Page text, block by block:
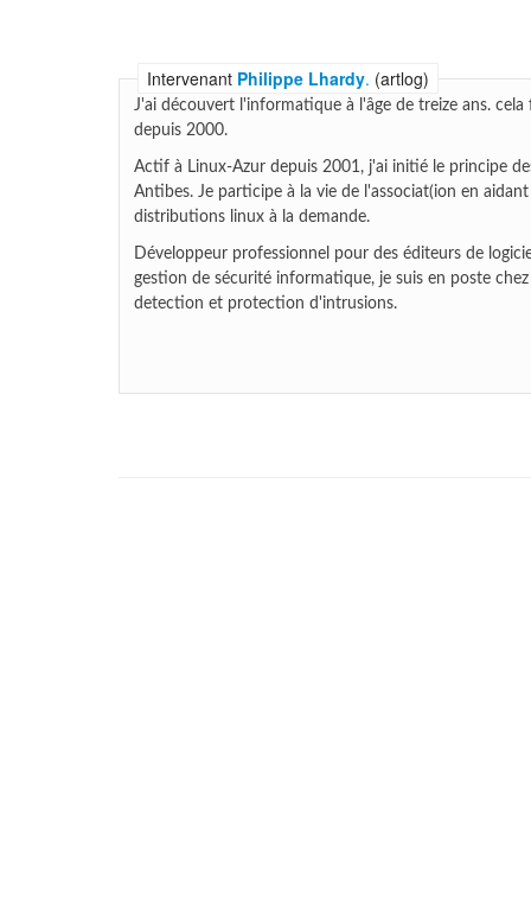
Intervenant Philippe Lhardy. (artlog)
J'ai découvert l'informatique à l'âge de treize ans.
depuis 2000.
Actif à Linux-Azur depuis 2001, j'ai initié le principe
Antibes. Je participe à la vie de l'associat(ion en
distributions linux à la demande.
Développeur professionnel pour des éditeurs de
gestion de sécurité informatique, je suis en poste
detection et protection d'intrusions.